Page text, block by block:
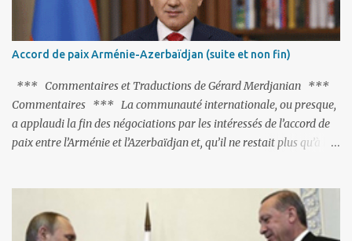
l'Arménie réelle ». Même les trois présidents qu'ils l'ont précédés ne
trouvent pas grâce à ses yeux, les traitant de tous les noms, avant
de les traîner en justice. Et comme les politiciens ne lui suffisent
pas, il s'attaque aux dignitaires de l'Église arménienne, les...
Accord de paix Arménie-Azerbaïdjan (suite et non fin)
*** Commentaires et Traductions de Gérard Merdjanian ***
Commentaires *** La communauté internationale, ou presque,
a applaudi la fin des négociations par les intéressés de l’accord de
paix entre l’Arménie et l’Azerbaïdjan et, qu’il ne restait plus qu’à le
Les deux points non résolus portaient sur la renonciation aux
revendications internationales mutuelles et sur l'abstention de
déployer des représentants d'autres pays le long de la frontière